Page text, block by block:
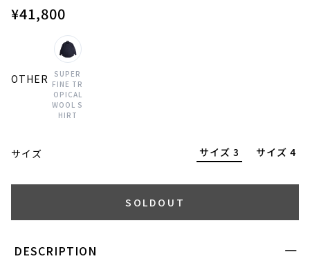
¥41,800
OTHER
SUPER
FINE TR
OPICAL
WOOL S
HIRT
サイズ サイズ 3 サイズ 4
SOLDOUT
DESCRIPTION